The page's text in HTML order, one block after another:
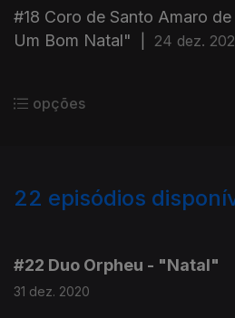
#18 Coro de Santo Amaro
Um Bom Natal"
24 dez.
opções
22 episódios
#22 Duo Orpheu - "Natal"
31 dez. 2020